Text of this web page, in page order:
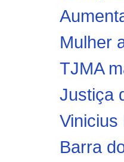
Mulher
TJMA
Justiça
Vinicius
Barra